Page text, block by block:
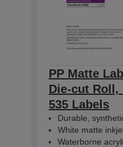
PP Matte
Die-cut Roll,
535 Labels
Durable,
White matte
Waterborne